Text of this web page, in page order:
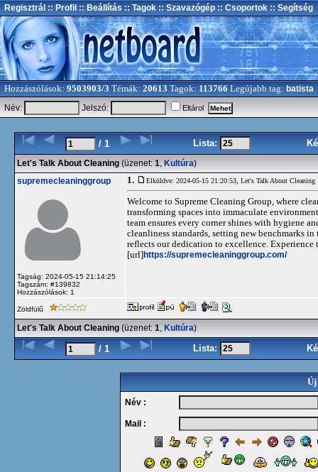
Regisztrál :: Profil :: Beállítás :: Tagok :: Szavazógép :: Csoportok :: Segítség
Hozzászólások: 9503903/3 Témák: 20613 Tagok: 113766 Legújabb tag: batista
Név:
Jelszó: Eltárol
/ 1 Lista:
Let's Talk About Cleaning (üzenet: 1, Kultúra)
supremecleaninggroup
Tagság: 2024-05-15 21:14:25
Tagszám: #139832
Hozzászólások: 1
1. Elküldve: 2024-05-15 21:20:53, Let's Talk About Cleaning
Welcome to Supreme Cleaning Group, where
transforming spaces into immaculate
team ensures every corner shines with hygiene
cleanliness standards, setting new benchmarks
reflects our dedication to excellence. Experience
[url]https://supremecleaninggroup.com/
Zöldfülű
Let's Talk About Cleaning (üzenet: 1, Kultúra)
/ 1 Lista:
Új
Név :
Mail :